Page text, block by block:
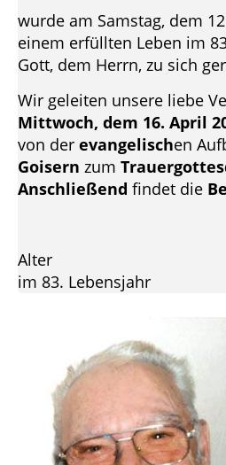
wurde am Samstag, dem
einem erfüllten Leben im
Gott, dem Herrn, zu sich
Wir geleiten unsere liebe
Mittwoch, dem 16. April
von der evangelischen
Goisern zum
Anschließend findet die
Alter
im 83. Lebensjahr